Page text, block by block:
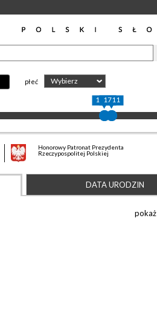
płeć Wybierz
16711711
Honorowy Patronat Prezydenta
Rzeczypospolitej Polskiej
DATA URODZIN
pokaż